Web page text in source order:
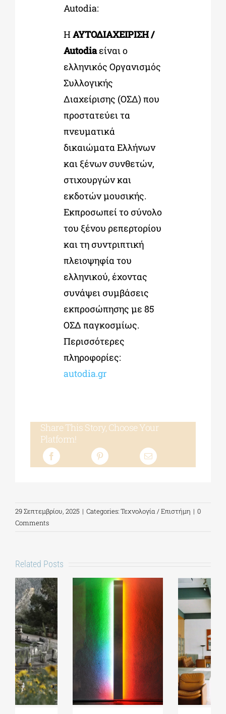
Autodia:
ΗΑΥΤΟΔΙΑΧΕΙΡΙΣΗ /
Autodiaείναι ο
ελληνικός Οργανισμός
Συλλογικής
Διαχείρισης (ΟΣΔ) που
προστατεύει τα
πνευματικά
δικαιώματα Ελλήνων
και ξένων συνθετών,
στιχουργών και
εκδοτών μουσικής.
Εκπροσωπεί το σύνολο
του ξένου ρεπερτορίου
και τη συντριπτική
πλειοψηφία του
ελληνικού, έχοντας
συνάψει συμβάσεις
εκπροσώπησης με 85
ΟΣΔ παγκοσμίως.
Περισσότερες
πληροφορίες:
autodia.gr
Share This Story, Choose Your
Platform!
29 Σεπτεμβρίου, 2025 | Categories:Τεχνολογία / Επιστήμη | 0
Comments
Related Posts